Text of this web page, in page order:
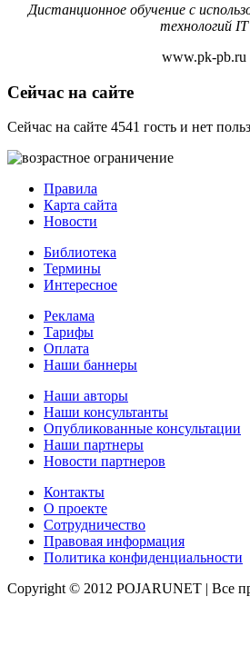
Дистанционное обучение с
технологий IT
www.pk-pb.ru
Сейчас на сайте
Сейчас на сайте 4541 гость и нет
Правила
Карта сайта
Новости
Библиотека
Термины
Интересное
Реклама
Тарифы
Оплата
Наши баннеры
Наши авторы
Наши консультанты
Опубликованные консультации
Наши партнеры
Новости партнеров
Контакты
О проекте
Сотрудничество
Правовая информация
Политика конфиденциальности
Copyright © 2012 POJARUNET | Все